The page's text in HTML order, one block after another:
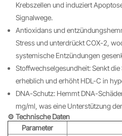
Krebszellen und induziert
Signalwege.
Antioxidans und
Stress und unterdrückt COX-2,
systemische Entzündungen
Stoffwechselgesundheit: Senkt
erheblich und erhöht HDL-C in
DNA-Schutz: Hemmt DNA-
mg/ml, was eine Unterstützung
⚙️ Technische Daten
Parameter